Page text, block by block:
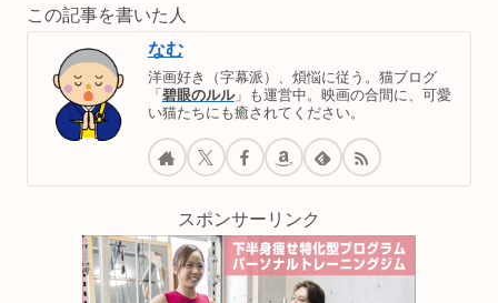
この記事を書いた人
なむ
洋画好き（字幕派）、煩悩に従う。猫ブログ
「碧眼のルル」も運営中。映画の合間に、可愛
い猫たちにも癒されてください。
スポンサーリンク